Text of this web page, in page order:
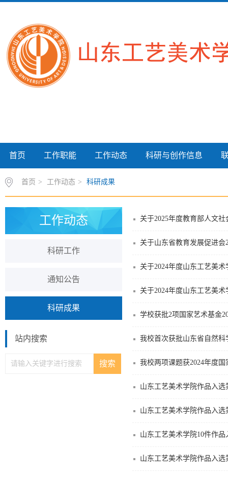
首页 工作职能 工作动态 科研与创作信息
首页 > 工作动态 > 科研成果
工作动态
科研工作
通知公告
科研成果
站内搜索
关于2025年度教育部人文
关于山东省教育发展促进
关于2024年度山东工艺美
关于2024年度山东工艺美
学校获批2项国家艺术基金
我校首次获批山东省自然科
我校两项课题获2024年度
山东工艺美术学院作品入
山东工艺美术学院作品入
山东工艺美术学院10件作
山东工艺美术学院作品入